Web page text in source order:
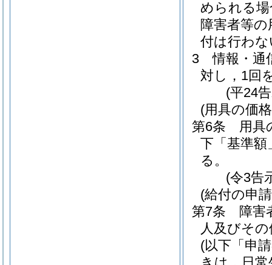
められる
障害者等
付は行わな
3
情報・通
対し，1回
(平24
(用具の価
第6条
用具
下「基準
る。
(令3告
(給付の申
第7条
障害
人及びそ
(以下「申